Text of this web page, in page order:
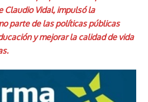
Claudio Vidal, impulsó la
parte de las políticas públicas
y mejorar la calidad de vida